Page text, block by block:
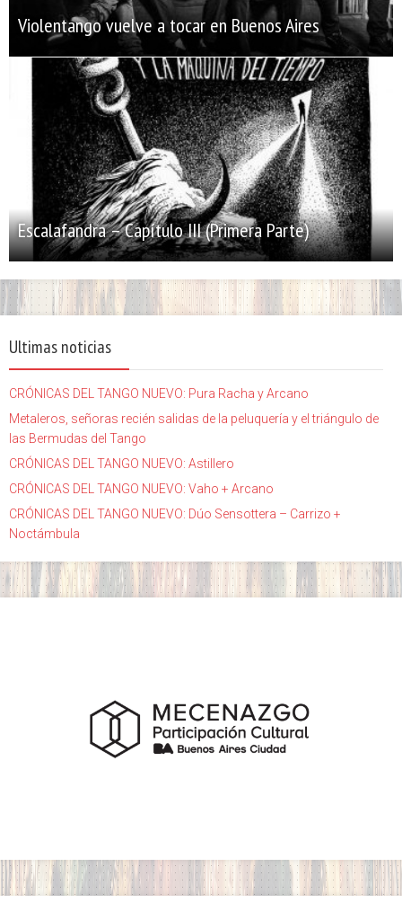
Violentango vuelve a tocar en Buenos Aires
Escalafandra – Capítulo III (Primera Parte)
Ultimas noticias
CRÓNICAS DEL TANGO NUEVO: Pura Racha y Arcano
Metaleros, señoras recién salidas de la peluquería y el triángulo de
las Bermudas del Tango
CRÓNICAS DEL TANGO NUEVO: Astillero
CRÓNICAS DEL TANGO NUEVO: Vaho + Arcano
CRÓNICAS DEL TANGO NUEVO: Dúo Sensottera – Carrizo +
Noctámbula